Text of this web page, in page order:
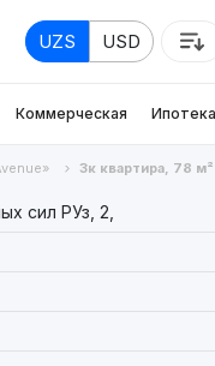
UZS USD
Коммерческая Ипотека
3к квартира, 78 м²
сил РУз, 2,